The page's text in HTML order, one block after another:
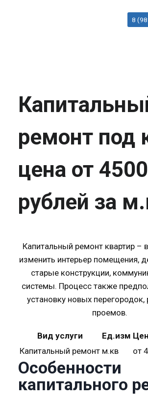
8
ремонт под
цена от 4500
рублей за
Капитальный ремонт квартир –
изменить интерьер помещения,
старые конструкции,
системы. Процесс также
установку новых
проемов.
Вид услуги Ед.изм
Капитальный ремонт м.кв от
Особенности
капитального